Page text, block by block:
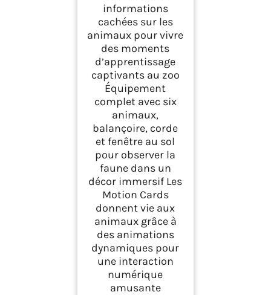
informations
cachées sur les
animaux pour vivre
des moments
d’apprentissage
captivants au zoo
Équipement
complet avec six
animaux,
balançoire, corde
et fenêtre au sol
pour observer la
faune dans un
décor immersif Les
Motion Cards
donnent vie aux
animaux grâce à
des animations
dynamiques pour
une interaction
numérique
amusante